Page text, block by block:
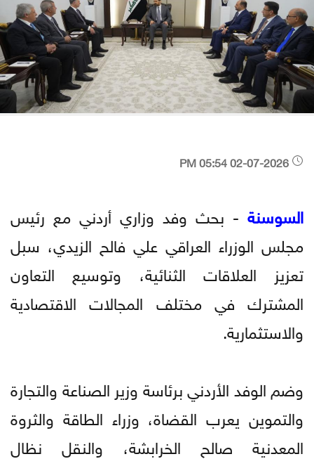
السوسنة - بحث وفد وزاري أردني مع رئيس
مجلس الوزراء العراقي علي فالح الزيدي، سبل
تعزيز العلاقات الثنائية، وتوسيع التعاون
المشترك في مختلف المجالات الاقتصادية
والاستثمارية.
وضم الوفد الأردني برئاسة وزير الصناعة والتجارة
والتموين يعرب القضاة، وزراء الطاقة والثروة
المعدنية صالح الخرابشة، والنقل نظال